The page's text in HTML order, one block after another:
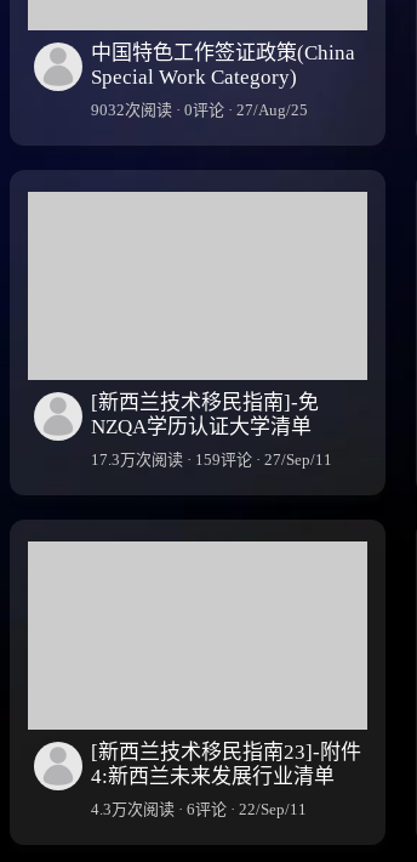
中国特色工作签证政策(China
Special Work Category)
9032次阅读 · 0评论 · 27/Aug/25
[新西兰技术移民指南]-免
NZQA学历认证大学清单
17.3万次阅读 · 159评论 · 27/Sep/11
[新西兰技术移民指南23]-附件
4:新西兰未来发展行业清单
4.3万次阅读 · 6评论 · 22/Sep/11